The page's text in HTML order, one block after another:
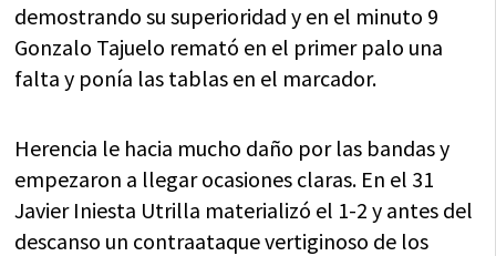
demostrando su superioridad y en el minuto 9
Gonzalo Tajuelo remató en el primer palo una
falta y ponía las tablas en el marcador.
Herencia le hacia mucho daño por las bandas y
empezaron a llegar ocasiones claras. En el 31
Javier Iniesta Utrilla materializó el 1-2 y antes del
descanso un contraataque vertiginoso de los